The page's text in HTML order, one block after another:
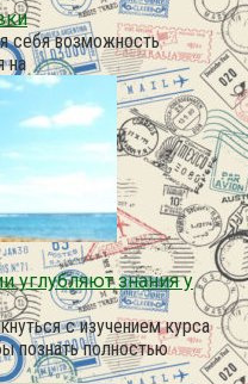
себя возможность
на
углубляют знания у
с изучением курса
познать полностью